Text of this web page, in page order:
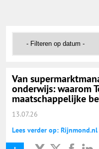
Vacaturewijzer
Van
onderwijs: waarom
maatschappelijke
13.07.26
Lees verder op: Rijnmond.nl